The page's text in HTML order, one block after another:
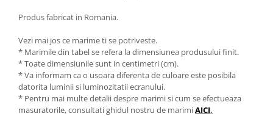
Produs fabricat in Romania.
Vezi mai jos ce marime ti se potriveste.
* Marimile din tabel se refera la dimensiunea produsului finit.
* Toate dimensiunile sunt in centimetri (cm).
* Va informam ca o usoara diferenta de culoare este posibila
datorita luminii si luminozitatii ecranului.
* Pentru mai multe detalii despre marimi si cum se efectueaza
masuratorile, consultati ghidul nostru de marimiAICI.